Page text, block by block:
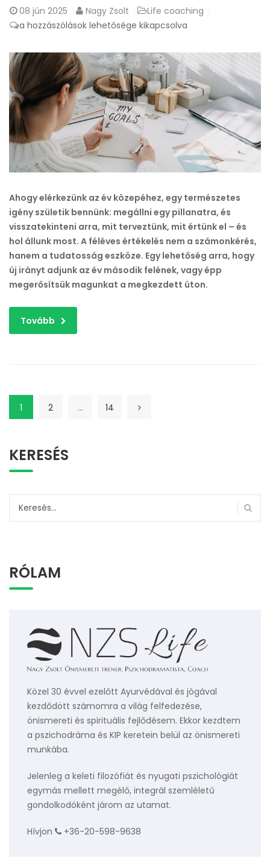
08 jún 2025 Nagy Zsolt
Life coaching
Féléves
–
Hol
tartasz
az
év
elején
kitűzött
céljaiddal?
bejegyzéshez
a hozzászólások lehetősége kikapcsolva
Ahogy elérkezünk az év közepéhez, egy természetes
igény születik bennünk: megállni egy pillanatra, és
visszatekinteni arra, mit terveztünk, mit értünk el – és
hol állunk most. A féléves értékelés nem a számonkérés,
hanem a tudatosság eszköze. Egy lehetőség arra, hogy
új irányt adjunk az év második felének, vagy épp
megerősítsük magunkat a megkezdett úton.
Tovább
1 2 … 14
KERESÉS
Keresés:
RÓLAM
Közel 30 évvel ezelőtt Ayurvédával és jógával
kezdődött számomra a világ felfedezése,
önismereti és spirituális fejlődésem. Ekkor kezdtem
a pszichodráma és KIP keretein belül az önismereti
munkába.
Jelenleg a keleti filozófiát és nyugati pszichológiát
egymás mellett megélő, integrál szemléletű
gondolkodóként járom az utamat.
Hívjon +36-20-598-9638